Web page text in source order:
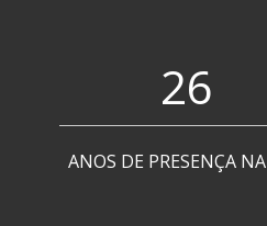
26
ANOS DE PRESENÇA NA